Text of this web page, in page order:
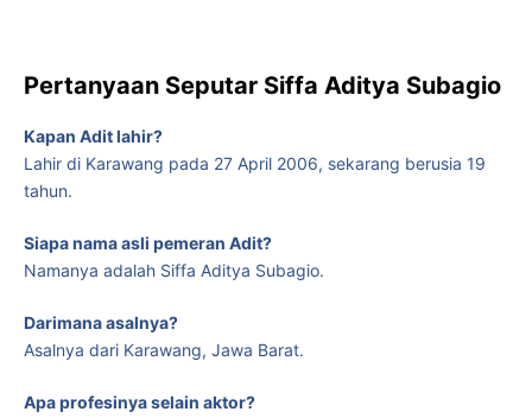
Pertanyaan Seputar Siffa Aditya Subagio
Kapan Adit lahir?
Lahir di Karawang pada 27 April 2006, sekarang berusia 19
tahun.
Siapa nama asli pemeran Adit?
Namanya adalah Siffa Aditya Subagio.
Darimana asalnya?
Asalnya dari Karawang, Jawa Barat.
Apa profesinya selain aktor?